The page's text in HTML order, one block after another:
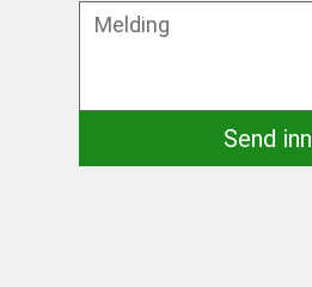
Send inn